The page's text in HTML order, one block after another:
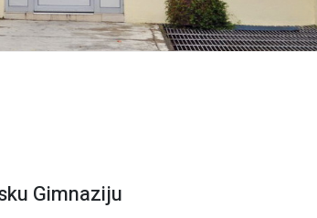
Gimnaziju